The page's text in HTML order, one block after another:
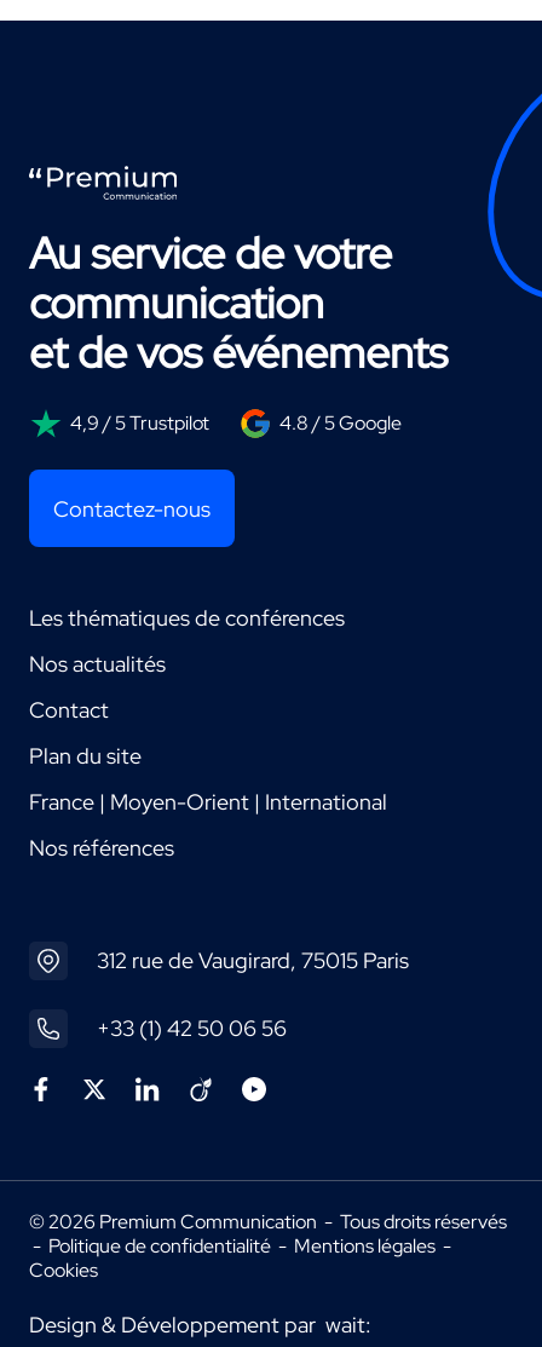
Au service de votre
communication
et de vos événements
4,9 / 5 Trustpilot 4.8 / 5 Google
Contactez-nous
Les thématiques de conférences
Nos actualités
Contact
Plan du site
France | Moyen-Orient | International
Nos références
312 rue de Vaugirard, 75015 Paris
+33 (1) 42 50 06 56
© 2026 Premium Communication - Tous droits réservés
- Politique de confidentialité - Mentions légales -
Cookies
Design & Développement par wait: